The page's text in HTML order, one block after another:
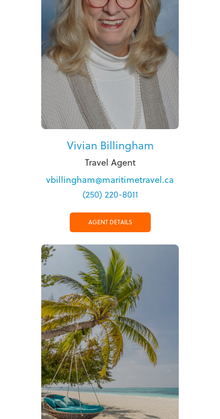
Vivian Billingham
Travel Agent
vbillingham@maritimetravel.ca
(250) 220-8011
AGENT DETAILS